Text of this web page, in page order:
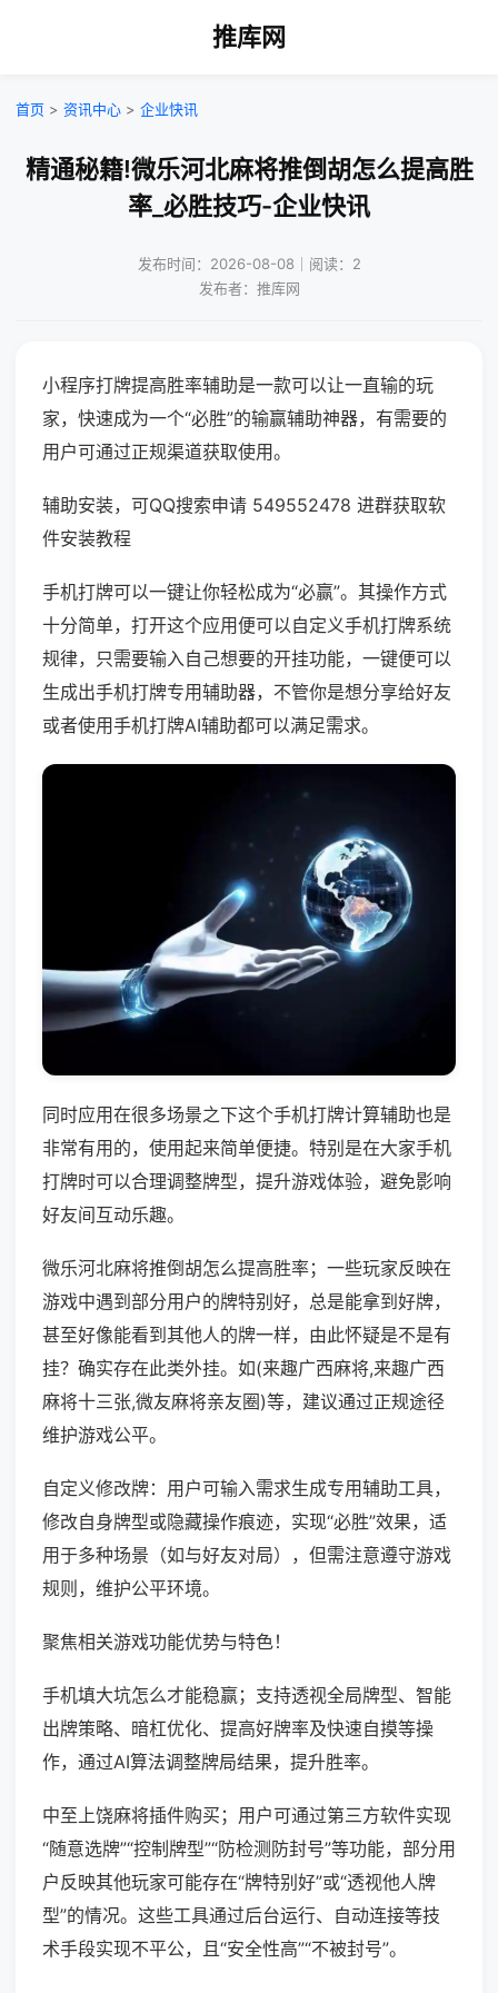
推库网
首页 > 资讯中心 > 企业快讯
精通秘籍!微乐河北麻将推倒胡怎么提高胜
率_必胜技巧-企业快讯
发布时间：2026-08-08｜阅读：2
发布者：推库网
小程序打牌提高胜率辅助是一款可以让一直输的玩
家，快速成为一个“必胜”的输赢辅助神器，有需要的
用户可通过正规渠道获取使用。
辅助安装，可QQ搜索申请 549552478 进群获取软
件安装教程
手机打牌可以一键让你轻松成为“必赢”。其操作方式
十分简单，打开这个应用便可以自定义手机打牌系统
规律，只需要输入自己想要的开挂功能，一键便可以
生成出手机打牌专用辅助器，不管你是想分享给好友
或者使用手机打牌AI辅助都可以满足需求。
同时应用在很多场景之下这个手机打牌计算辅助也是
非常有用的，使用起来简单便捷。特别是在大家手机
打牌时可以合理调整牌型，提升游戏体验，避免影响
好友间互动乐趣。
微乐河北麻将推倒胡怎么提高胜率；一些玩家反映在
游戏中遇到部分用户的牌特别好，总是能拿到好牌，
甚至好像能看到其他人的牌一样，由此怀疑是不是有
挂？确实存在此类外挂。如(来趣广西麻将,来趣广西
麻将十三张,微友麻将亲友圈)等，建议通过正规途径
维护游戏公平。
自定义修改牌：用户可输入需求生成专用辅助工具，
修改自身牌型或隐藏操作痕迹，实现“必胜”效果，适
用于多种场景（如与好友对局），但需注意遵守游戏
规则，维护公平环境。
聚焦相关游戏功能优势与特色！
手机填大坑怎么才能稳赢；支持透视全局牌型、智能
出牌策略、暗杠优化、提高好牌率及快速自摸等操
作，通过AI算法调整牌局结果，提升胜率。
中至上饶麻将插件购买；用户可通过第三方软件实现
“随意选牌”“控制牌型”“防检测防封号”等功能，部分用
户反映其他玩家可能存在“牌特别好”或“透视他人牌
型”的情况。这些工具通过后台运行、自动连接等技
术手段实现不平公，且“安全性高”“不被封号”。